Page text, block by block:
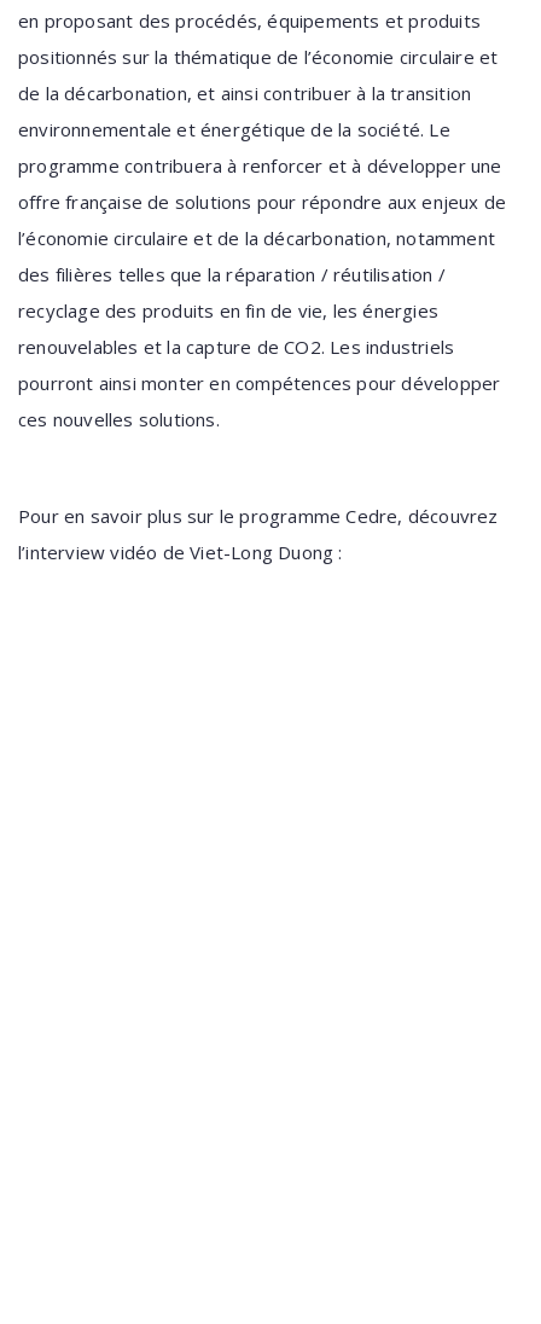
en proposant des procédés, équipements et produits
positionnés sur la thématique de l’économie circulaire et
de la décarbonation, et ainsi contribuer à la transition
environnementale et énergétique de la société. Le
programme contribuera à renforcer et à développer une
offre française de solutions pour répondre aux enjeux de
l’économie circulaire et de la décarbonation, notamment
des filières telles que la réparation / réutilisation /
recyclage des produits en fin de vie, les énergies
renouvelables et la capture de CO2. Les industriels
pourront ainsi monter en compétences pour développer
ces nouvelles solutions.
Pour en savoir plus sur le programme Cedre, découvrez
l’interview vidéo de Viet-Long Duong :